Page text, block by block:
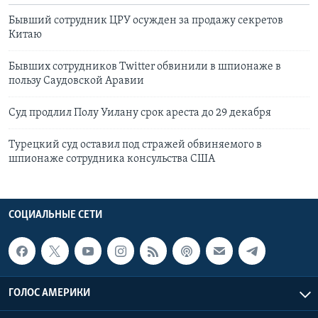
Бывший сотрудник ЦРУ осужден за продажу секретов
Китаю
Бывших сотрудников Twitter обвинили в шпионаже в
пользу Саудовской Аравии
Суд продлил Полу Уилану срок ареста до 29 декабря
Турецкий суд оставил под стражей обвиняемого в
шпионаже сотрудника консульства США
СОЦИАЛЬНЫЕ СЕТИ
ГОЛОС АМЕРИКИ